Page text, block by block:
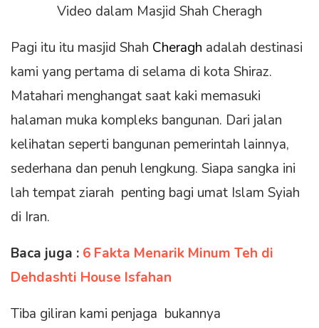
Video dalam Masjid Shah Cheragh
Pagi itu itu masjid Shah Cheragh adalah destinasi
kami yang pertama di selama di kota Shiraz.
Matahari menghangat saat kaki memasuki
halaman muka kompleks bangunan. Dari jalan
kelihatan seperti bangunan pemerintah lainnya,
sederhana dan penuh lengkung. Siapa sangka ini
lah tempat ziarah penting bagi umat Islam Syiah
di Iran.
Baca juga : 6 Fakta Menarik Minum Teh di
Dehdashti House Isfahan
Tiba giliran kami penjaga bukannya